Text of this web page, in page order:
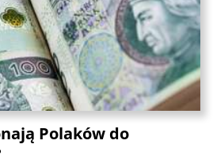
Polaków do